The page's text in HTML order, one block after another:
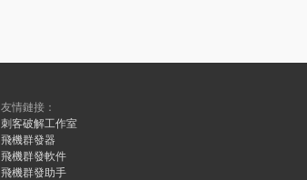
友情鏈接：
刺客破解工作室
飛機群發器
飛機群發軟件
飛機群發助手